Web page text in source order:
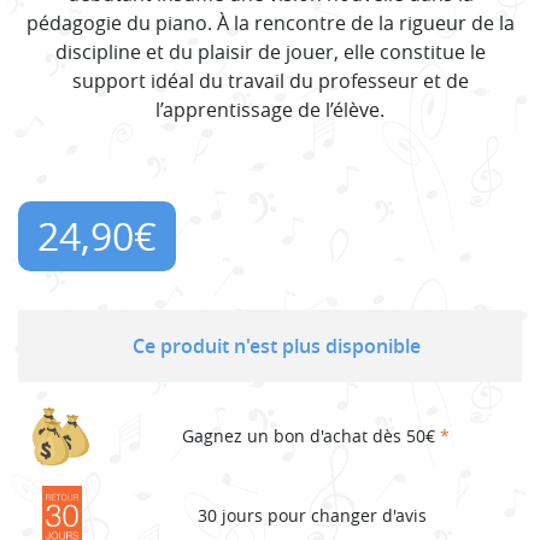
pédagogie du piano. À la rencontre de la rigueur de la
discipline et du plaisir de jouer, elle constitue le
support idéal du travail du professeur et de
l’apprentissage de l’élève.
24,90€
Ce produit n'est plus disponible
Gagnez un bon d'achat dès 50€ *
30 jours pour changer d'avis